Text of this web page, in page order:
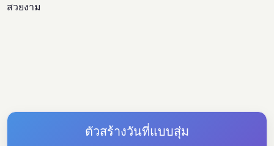
สวยงาม
ตัวสร้างวันที่แบบสุ่ม